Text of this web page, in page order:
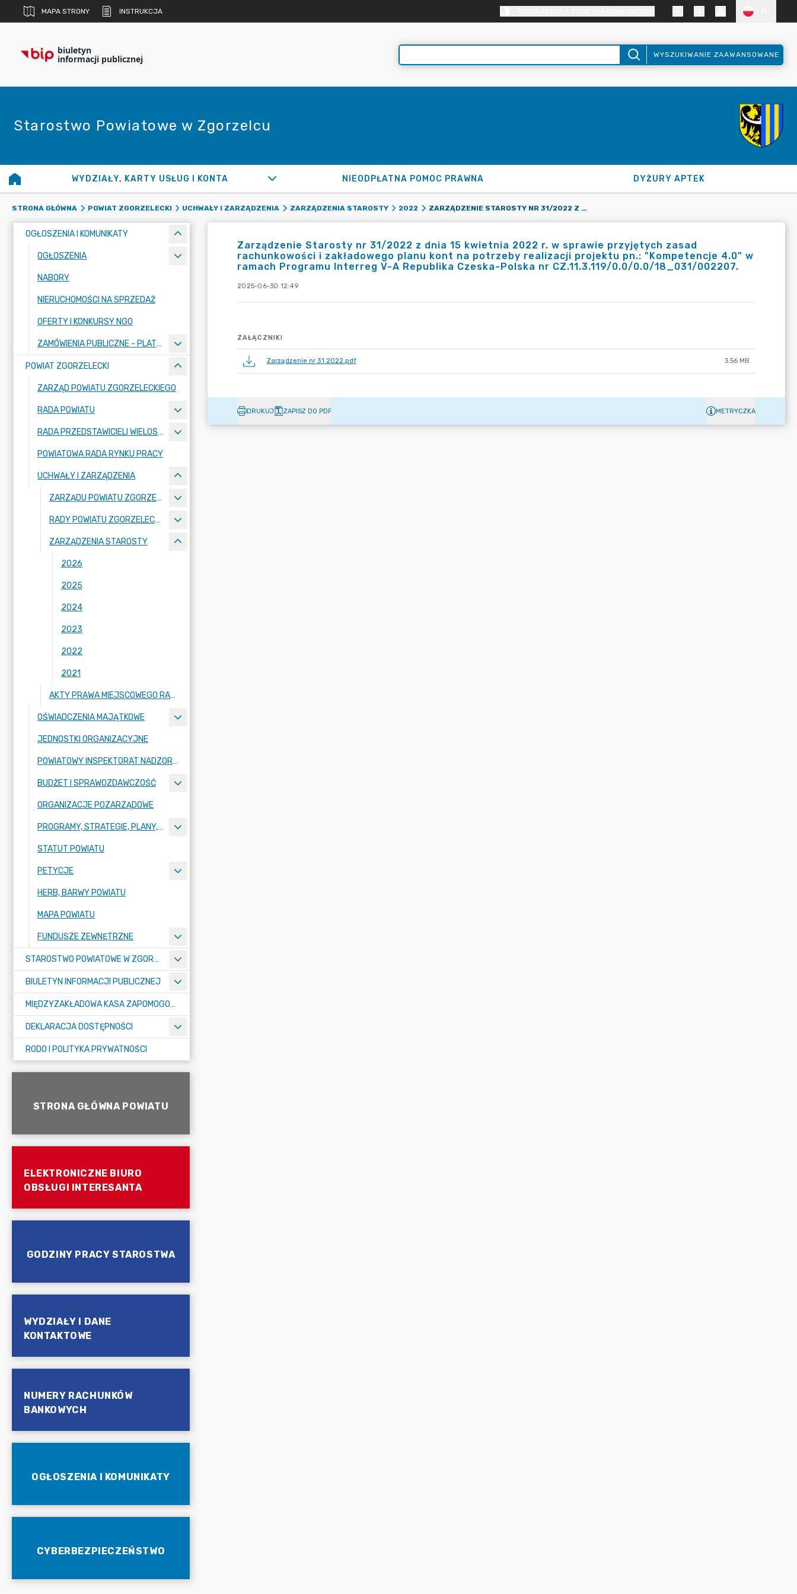
MAPA STRONY INSTRUKCJA
biuletyn
informacji publicznej WYSZUKIWANIE ZAAWANSOWANE
Starostwo Powiatowe w Zgorzelcu
WYDZIAŁY, KARTY USŁUG I KONTA NIEODPŁATNA POMOC PRAWNA DYŻURY APTEK
STRONA GŁÓWNA POWIAT ZGORZELECKI UCHWAŁY I ZARZĄDZENIA ZARZĄDZENIA STAROSTY 2022 ZARZĄDZENIE STAROSTY NR 31/2022 Z DNIA 15 KWIETNIA 2022 R. W SPRAWIE PRZYJĘTYCH ZASAD RACHUNKOWOŚCI I ZAKŁADOWEGO PLANU KONT NA POTRZEBY REALIZACJI PROJEKTU PN.: "KOMPETENCJE 4.0" W RAMACH PROGRAMU INTERREG V-A REPUBLIKA CZESKA-POLSKA NR CZ.11.3.119/0.0/0.0/18_031/002207.
OGŁOSZENIA I KOMUNIKATY
OGŁOSZENIA
NABORY
NIERUCHOMOŚCI NA SPRZEDAŻ
OFERTY I KONKURSY NGO
ZAMÓWIENIA PUBLICZNE - PLATFORMA ZAKUPOWA
POWIAT ZGORZELECKI
ZARZĄD POWIATU ZGORZELECKIEGO
RADA POWIATU
RADA PRZEDSTAWICIELI WIELOSPECJALISTYCZNEGO ZESPOŁU OPIEKI ZDROWOTNEJ "BOLESŁAWIEC-ZGORZELEC" SAMODZIELNEGO PUBLICZNEGO ZAKŁADU OPIEKI ZDROWOTNEJ
POWIATOWA RADA RYNKU PRACY
UCHWAŁY I ZARZĄDZENIA
ZARZĄDU POWIATU ZGORZELECKIEGO
RADY POWIATU ZGORZELECKIEGO
ZARZĄDZENIA STAROSTY
2026
2025
2024
2023
2022
2021
AKTY PRAWA MIEJSCOWEGO RADY POWIATU ZGORZELECKIEGO
OŚWIADCZENIA MAJĄTKOWE
JEDNOSTKI ORGANIZACYJNE
POWIATOWY INSPEKTORAT NADZORU BUDOWLANEGO
BUDŻET I SPRAWOZDAWCZOŚĆ
ORGANIZACJE POZARZĄDOWE
PROGRAMY, STRATEGIE, PLANY, RAPORTY
STATUT POWIATU
PETYCJE
HERB, BARWY POWIATU
MAPA POWIATU
FUNDUSZE ZEWNĘTRZNE
STAROSTWO POWIATOWE W ZGORZELCU
BIULETYN INFORMACJI PUBLICZNEJ
MIĘDZYZAKŁADOWA KASA ZAPOMOGOWO-POŻYCZKOWA
DEKLARACJA DOSTĘPNOŚCI
RODO I POLITYKA PRYWATNOŚCI
STRONA GŁÓWNA POWIATU
ELEKTRONICZNE BIURO
OBSŁUGI INTERESANTA
GODZINY PRACY STAROSTWA
WYDZIAŁY I DANE
KONTAKTOWE
NUMERY RACHUNKÓW
BANKOWYCH
OGŁOSZENIA I KOMUNIKATY
CYBERBEZPIECZEŃSTWO
Zarządzenie Starosty nr 31/2022 z dnia 15 kwietnia 2022 r. w sprawie przyjętych zasad
rachunkowości i zakładowego planu kont na potrzeby realizacji projektu pn.: "Kompetencje 4.0" w
ramach Programu Interreg V-A Republika Czeska-Polska nr CZ.11.3.119/0.0/0.0/18_031/002207.
2025-06-30 12:49
ZAŁĄCZNIKI
Zarządzenie nr 31 2022.pdf 3.56 MB
DRUKUJ ZAPISZ DO PDF METRYCZKA